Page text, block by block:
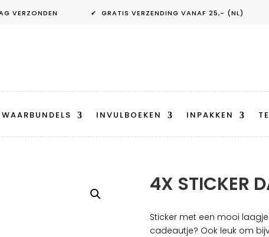
VERZONDEN ✔ GRATIS VERZENDING VANAF 25,- (NL) ✔
INVULBOEKEN INPAKKEN
4X STICKER
Sticker met een mooi
cadeautje? Ook leuk om